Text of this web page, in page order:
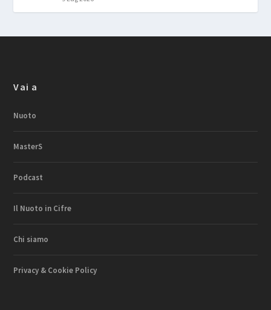
Vai a
Nuoto
MasterS
Podcast
Il Nuoto in Cifre
Chi siamo
Privacy & Cookie Policy